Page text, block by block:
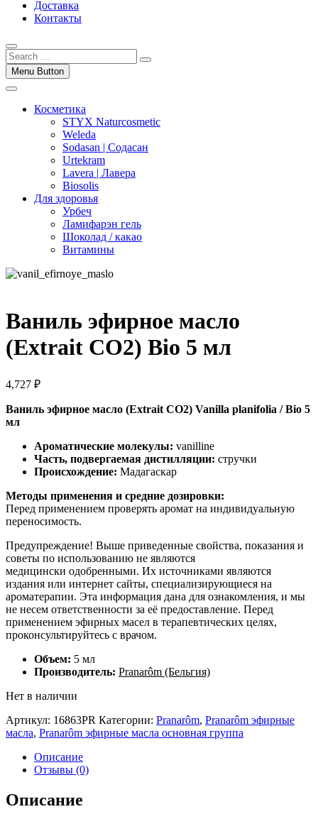
Доставка
Контакты
Menu Button
Косметика
STYX Naturcosmetic
Weleda
Sodasan | Содасан
Urtekram
Lavera | Лавера
Biosolis
Для здоровья
Урбеч
Ламифарэн гель
Шоколад / какао
Витамины
Ваниль эфирное масло
(Extrait CO2) Bio 5 мл
4,727 ₽
Ваниль эфирное масло (Extrait CO2) Vanilla planifolia / Bio 5
мл
Ароматические молекулы: vanilline
Часть, подвергаемая дистилляции: стручки
Происхождение: Мадагаскар
Методы применения и средние дозировки:
Перед применением проверять аромат на индивидуальную
переносимость.
Предупреждение! Выше приведенные свойства, показания и
советы по использованию не являются
медицински одобренными. Их источниками являются
издания или интернет сайты, специализирующиеся на
ароматерапии. Эта информация дана для ознакомления, и мы
не несем ответственности за её предоставление. Перед
применением эфирных масел в терапевтических целях,
проконсультируйтесь с врачом.
Объем: 5 мл
Производитель: Pranarôm (Бельгия)
Нет в наличии
Артикул: 16863PR Категории: Pranarôm, Pranarôm эфирные
масла, Pranarôm эфирные масла основная группа
Описание
Отзывы (0)
Описание